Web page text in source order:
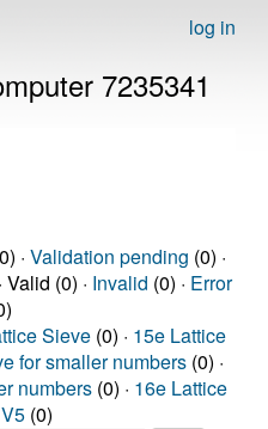
log in
7235341
· Validation pending (0) ·
Valid (0) · Invalid (0) · Error
Sieve (0) · 15e Lattice
for smaller numbers (0) ·
numbers (0) · 16e Lattice
(0)